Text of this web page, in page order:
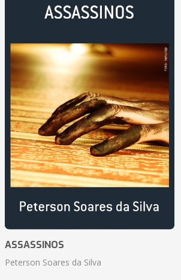
ASSASSINOS
Peterson Soares da Silva